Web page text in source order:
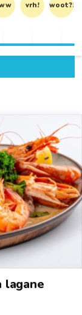
vrh! woot?!
lagane